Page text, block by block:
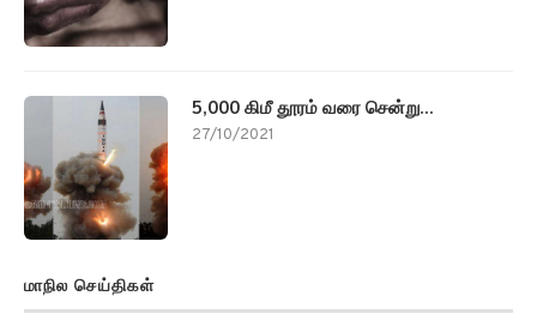
5,000 கிமீ தூரம் வரை சென்று...
27/10/2021
மாநில செய்திகள்